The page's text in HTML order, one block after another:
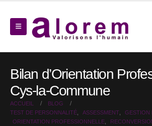
Bilan d’Orientation
Cys-la-Commune
ACCUEIL
BLOG
TEST DE PERSONNALITÉ
ASSESSMENT GESTION
ORIENTATION PROFESSIONNELLE